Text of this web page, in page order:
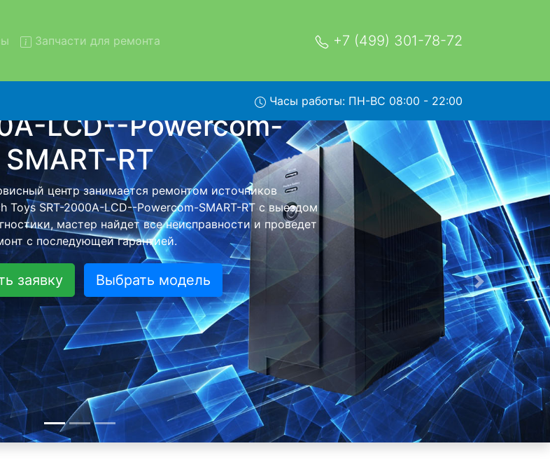
Запчасти для ремонта +7 (499) 301-78-72
Часы работы: ПН-ВС 08:00 - 22:00
Toys SRT-2000A-LCD--
RT с вывозом в сервис
2000A-LCD--Powercom-SMART-RT с вывозом в
- с помощью нашей бесплатной услуги, специалист
более детального ремонта. Оговоренная
неизменно при возвращении видеотехники обратно.
заявку Выбрать модель
Следующая